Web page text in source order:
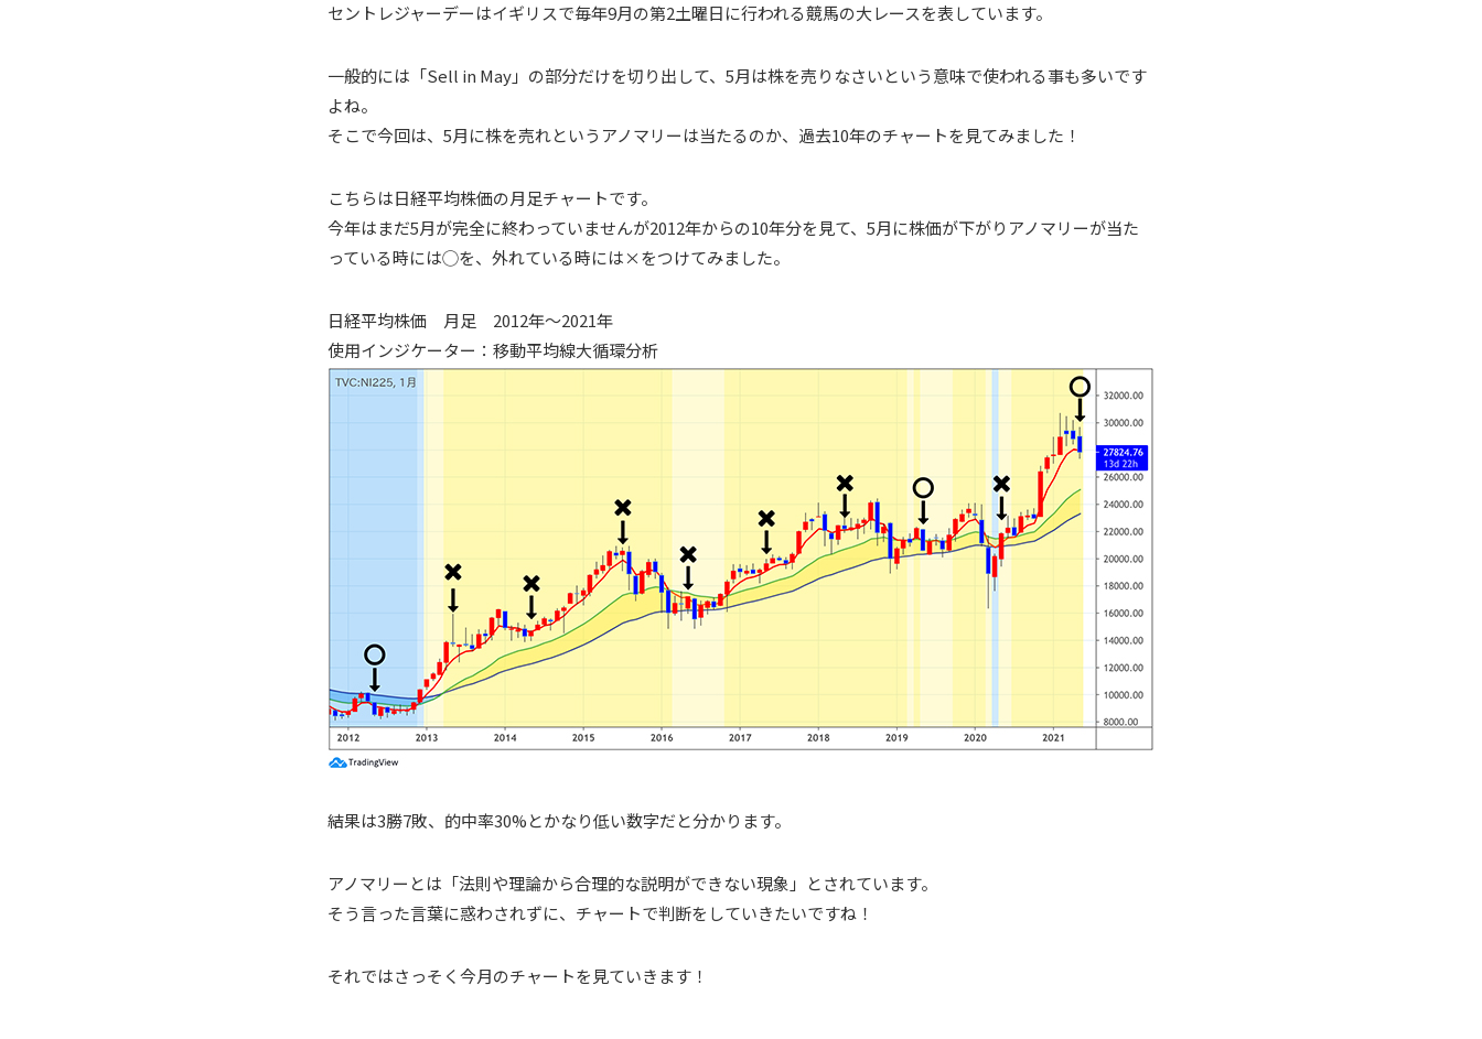
セントレジャーデーはイギリスで毎年9月の第2土曜日に行われる競馬の大レースを表しています。
一般的には「Sell in May」の部分だけを切り出して、5月は株を売りなさいという意味で使われる事も多いです
よね。
そこで今回は、5月に株を売れというアノマリーは当たるのか、過去10年のチャートを見てみました！
こちらは日経平均株価の月足チャートです。
今年はまだ5月が完全に終わっていませんが2012年からの10年分を見て、5月に株価が下がりアノマリーが当た
っている時には◯を、外れている時には×をつけてみました。
日経平均株価 月足 2012年～2021年
使用インジケーター：移動平均線大循環分析
結果は3勝7敗、的中率30%とかなり低い数字だと分かります。
アノマリーとは「法則や理論から合理的な説明ができない現象」とされています。
そう言った言葉に惑わされずに、チャートで判断をしていきたいですね！
それではさっそく今月のチャートを見ていきます！